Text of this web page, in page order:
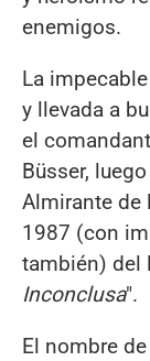
enemigos.
La
y llevada a
el
Büsser,
Almirante de
1987 (con
también) del
Inconclusa".
El nombre